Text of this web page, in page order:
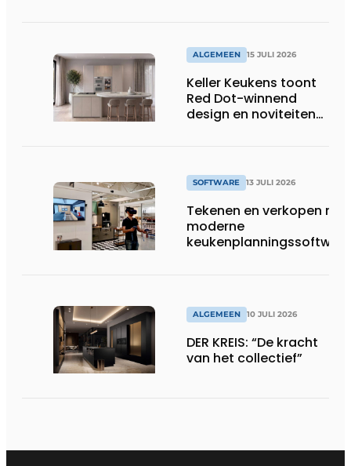
huishoudens, wat
overeenkomt met het
wassen van 22.023.110
voetbalshirts
ALGEMEEN 15 JULI 2026
Keller Keukens toont
Red Dot-winnend
design en noviteiten
SOFTWARE 13 JULI 2026
Tekenen en verkopen met
moderne
keukenplanningssoftware
ALGEMEEN 10 JULI 2026
DER KREIS: “De kracht
van het collectief”